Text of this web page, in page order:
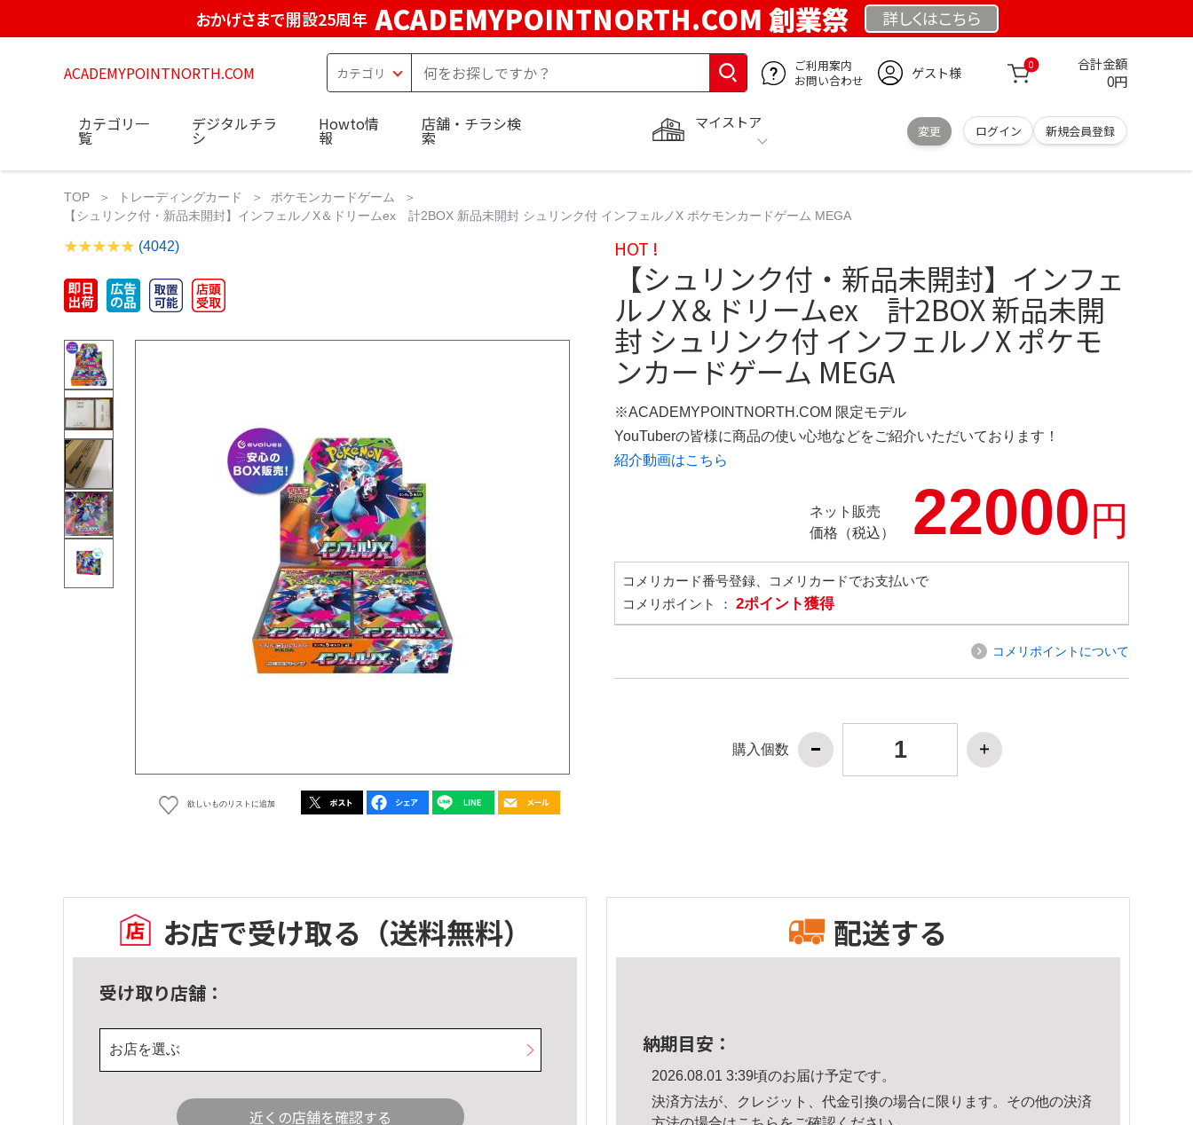
おかげさまで開設25周年 ACADEMYPOINTNORTH.COM 創業祭 詳しくはこちら
ACADEMYPOINTNORTH.COM
ご利用案内
お問い合わせ
ゲスト様 0 合計金額
0円
マイストア
変更 ログイン 新規会員登録
カテゴリ一
覧
デジタルチラ
シ
Howto情
報
店舗・チラシ検
索
TOP トレーディングカード
ポケモンカードゲーム
【シュリンク付・新品未開封】インフェルノX＆ドリームex 計2BOX 新品未開封 シュリンク付 インフェルノX ポケモンカードゲーム MEGA
(4042)
欲しいものリストに追加
HOT !
【シュリンク付・新品未開封】インフェ
ルノX＆ドリームex 計2BOX 新品未開
封 シュリンク付 インフェルノX ポケモ
ンカードゲーム MEGA
※ACADEMYPOINTNORTH.COM 限定モデル
YouTuberの皆様に商品の使い心地などをご紹介いただいております！
紹介動画はこちら
ネット販売
価格（税込）
22000円
コメリカード番号登録、コメリカードでお支払いで
コメリポイント ： 2ポイント獲得
コメリポイントについて
購入個数
お店で受け取る （送料無料）
受け取り店舗：
お店を選ぶ
近くの店舗を確認する
配送する
納期目安：
2026.08.01 3:39頃のお届け予定です。
決済方法が、クレジット、代金引換の場合に限ります。その他の決済